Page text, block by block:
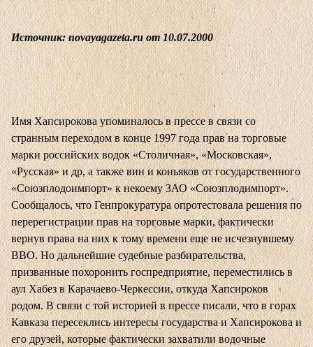
Источник: novayagazeta.ru от 10.07.2000
Имя Хапсирокова упоминалось в прессе в связи со
странным переходом в конце 1997 года прав на торговые
марки российских водок «Столичная», «Московская»,
«Русская» и др, а также вин и коньяков от государственного
«Союзплодоимпорт» к некоему ЗАО «Союзплодимпорт».
Сообщалось, что Генпрокуратура опротестовала решения по
перерегистрации прав на торговые марки, фактически
вернув права на них к тому времени еще не исчезнувшему
ВВО. Но дальнейшие судебные разбирательства,
призванные похоронить госпредприятие, переместились в
аул Хабез в Карачаево-Черкессии, откуда Хапсироков
родом. В связи с той историей в прессе писали, что в горах
Кавказа пересеклись интересы государства и Хапсирокова и
его друзей, которые фактически захватили водочные